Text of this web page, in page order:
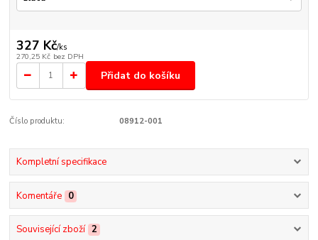
327 Kč/ks
270,25 Kč bez DPH
Přidat do košíku
Číslo produktu: 08912-001
Kompletní specifikace
Komentáře 0
Související zboží 2